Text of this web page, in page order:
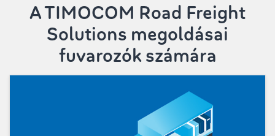
A TIMOCOM Road Freight
Solutions megoldásai
fuvarozók számára